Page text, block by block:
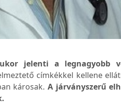
jelenti a legnagyobb
címkékkel kellene
károsak.A járványszerű